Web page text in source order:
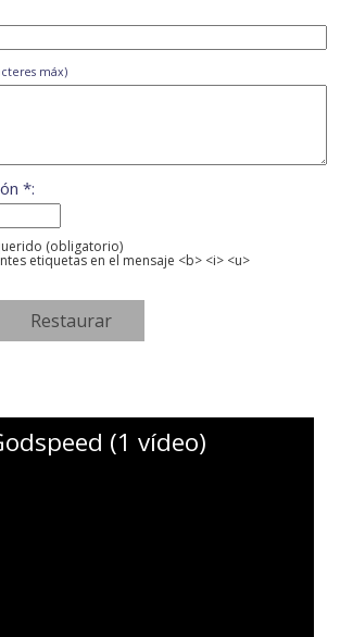
máx)
*:
(obligatorio)
etiquetas en el mensaje <b> <i> <u>
(1 vídeo)